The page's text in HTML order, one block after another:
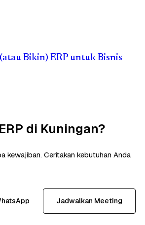
Bikin) ERP untuk Bisnis
di Kuningan?
kewajiban. Ceritakan kebutuhan Anda
Jadwalkan Meeting